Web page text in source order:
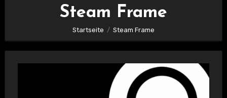
Steam Frame
Startseite Steam Frame